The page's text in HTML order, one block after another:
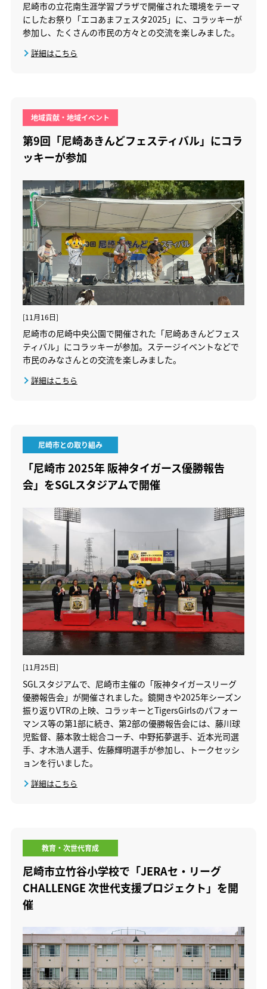
尼崎市の立花南生涯学習プラザで開催された環境をテーマ
にしたお祭り「エコあまフェスタ2025」に、コラッキーが
参加し、たくさんの市民の方々との交流を楽しみました。
詳細はこちら
地域貢献・地域イベント
第9回「尼崎あきんどフェスティバル」にコラ
ッキーが参加
[11月16日]
尼崎市の尼崎中央公園で開催された「尼崎あきんどフェス
ティバル」にコラッキーが参加。ステージイベントなどで
市民のみなさんとの交流を楽しみました。
詳細はこちら
尼崎市との取り組み
「尼崎市 2025年 阪神タイガース優勝報告
会」をSGLスタジアムで開催
[11月25日]
SGLスタジアムで、尼崎市主催の「阪神タイガースリーグ
優勝報告会」が開催されました。鏡開きや2025年シーズン
振り返りVTRの上映、コラッキーとTigersGirlsのパフォー
マンス等の第1部に続き、第2部の優勝報告会には、藤川球
児監督、藤本敦士総合コーチ、中野拓夢選手、近本光司選
手、才木浩人選手、佐藤輝明選手が参加し、トークセッシ
ョンを行いました。
詳細はこちら
教育・次世代育成
尼崎市立竹谷小学校で「JERAセ・リーグ
CHALLENGE 次世代支援プロジェクト」を開
催